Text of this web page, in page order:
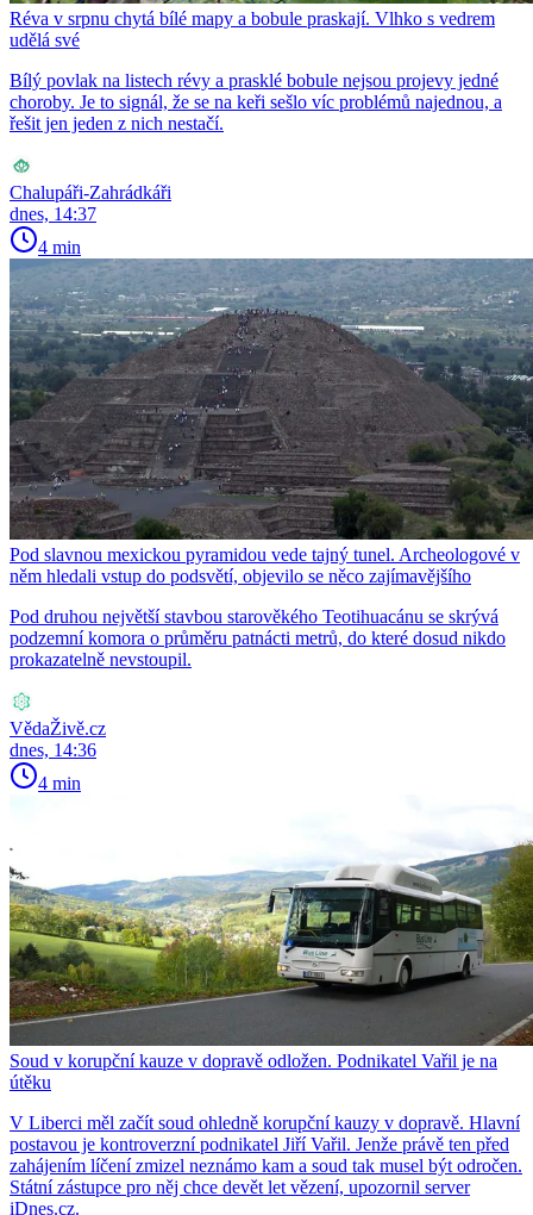
Réva v srpnu chytá bílé mapy a bobule praskají. Vlhko s vedrem
udělá své
Bílý povlak na listech révy a prasklé bobule nejsou projevy jedné
choroby. Je to signál, že se na keři sešlo víc problémů najednou, a
řešit jen jeden z nich nestačí.
Chalupáři-Zahrádkáři
dnes, 14:37
4 min
Pod slavnou mexickou pyramidou vede tajný tunel. Archeologové v
něm hledali vstup do podsvětí, objevilo se něco zajímavějšího
Pod druhou největší stavbou starověkého Teotihuacánu se skrývá
podzemní komora o průměru patnácti metrů, do které dosud nikdo
prokazatelně nevstoupil.
VědaŽivě.cz
dnes, 14:36
4 min
Soud v korupční kauze v dopravě odložen. Podnikatel Vařil je na
útěku
V Liberci měl začít soud ohledně korupční kauzy v dopravě. Hlavní
postavou je kontroverzní podnikatel Jiří Vařil. Jenže právě ten před
zahájením líčení zmizel neznámo kam a soud tak musel být odročen.
Státní zástupce pro něj chce devět let vězení, upozornil server
iDnes.cz.